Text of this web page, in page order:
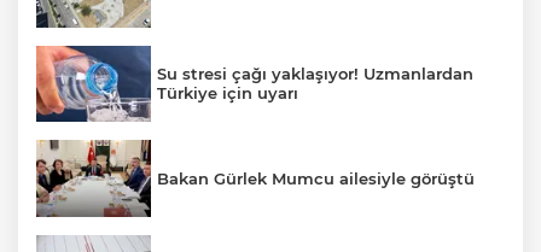
Su stresi çağı yaklaşıyor! Uzmanlardan
Türkiye için uyarı
Bakan Gürlek Mumcu ailesiyle görüştü